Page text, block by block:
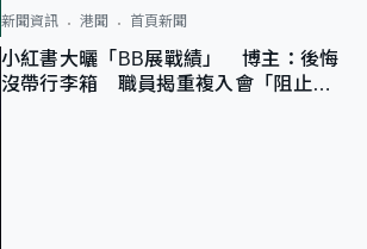
新聞資訊 港聞 首頁新聞
小紅書大曬「BB展戰績」 博主：後悔
沒帶行李箱 職員揭重複入會「阻止唔